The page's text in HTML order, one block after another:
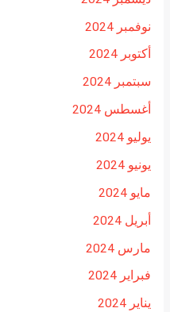
نوفمبر 2024
أكتوبر 2024
سبتمبر 2024
أغسطس 2024
يوليو 2024
يونيو 2024
مايو 2024
أبريل 2024
مارس 2024
فبراير 2024
يناير 2024